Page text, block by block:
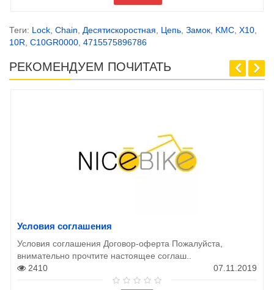
Теги: Lock, Chain, Десятискоростная, Цепь, Замок, KMC, X10,
10R, C10GR0000, 4715575896786
РЕКОМЕНДУЕМ ПОЧИТАТЬ
Условия соглашения
Условия соглашения Договор-оферта Пожалуйста,
внимательно прочтите настоящее соглаш..
2410
07.11.2019